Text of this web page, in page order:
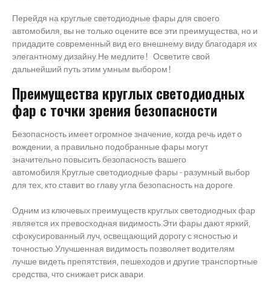
Перейдя на круглые светодиодные фары для своего
автомобиля, вы не только оцените все эти преимущества, но и
придадите современный вид его внешнему виду благодаря их
элегантному дизайну.Не медлите！Осветите свой
дальнейший путь этим умным выбором！
Преимущества круглых светодиодных
фар с точки зрения безопасности
Безопасность имеет огромное значение, когда речь идет о
вождении, а правильно подобранные фары могут
значительно повысить безопасность вашего
автомобиля.Круглые светодиодные фары - разумный выбор
для тех, кто ставит во главу угла безопасность на дороге.
Одним из ключевых преимуществ круглых светодиодных фар
является их превосходная видимость.Эти фары дают яркий,
сфокусированный луч, освещающий дорогу с ясностью и
точностью.Улучшенная видимость позволяет водителям
лучше видеть препятствия, пешеходов и другие транспортные
средства, что снижает риск авари.